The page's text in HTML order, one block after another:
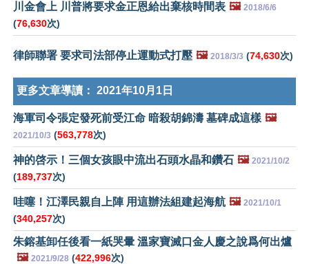
川金會上 川普將要求金正恩給出棄核時間表 🖼️ 2018/6/6
(76,630次)
律師聯署 要求司法部停止運動式打壓 🖼️ 2018/3/3 (74,630次)
更多文章導讀： 2021年10月1日
海軍司令張定發死前受江命 暗殺胡錦濤 墓碑成這樣 🖼️
2021/10/3 (563,778次)
神的啓示！三個女孩眼中流出石頭水晶和鑽石 🖼️ 2021/10/2
(189,737次)
哇噻！江澤民親自上陣 用這辦法組建起海航 🖼️ 2021/10/1
(340,257次)
朱鎔基卸任後看一紙哭暈 溫家寶滅口金人慶之說爲何出爐
🖼️ 2021/9/28 (422,996次)